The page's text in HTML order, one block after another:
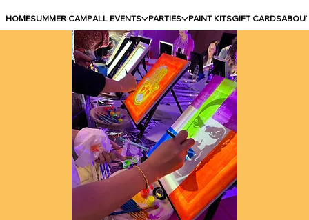
HOMESUMMER CAMPALL EVENTS PARTIES PAINT KITSGIFT CARDS